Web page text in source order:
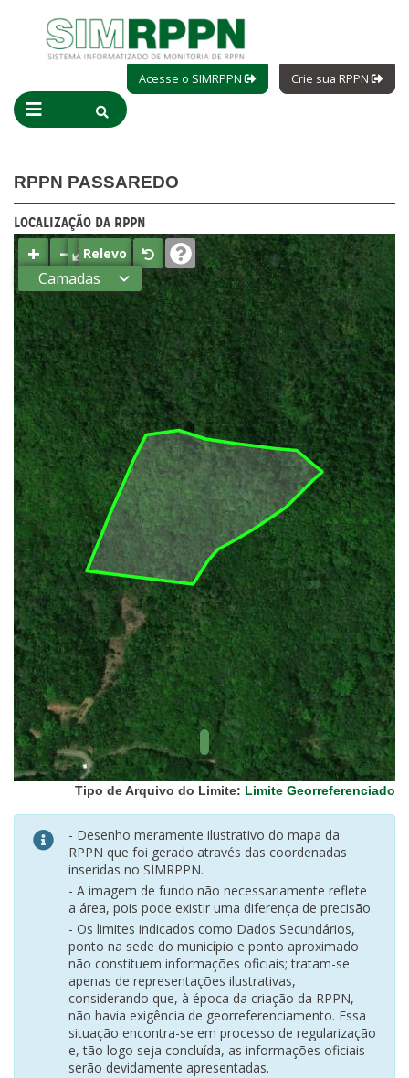
Acesse o SIMRPPN Crie sua RPPN
RPPN PASSAREDO
LOCALIZAÇÃO DA RPPN
+ −⤢Relevo
Camadas
Estados
Municípios
Terras
indígenas
(FUNAI)
UC Federal
UC Estaduais
UC
Municipais
Hidrografia
1:1.000.000
(ANA)
Biomas
(IBGE)
Vegetação
(IBGE)
Rodovias
(IBGE)
Relevo
(IBGE)
Tipo de Arquivo do Limite: Limite Georreferenciado
- Desenho meramente ilustrativo do mapa da
RPPN que foi gerado através das coordenadas
inseridas no SIMRPPN.
- A imagem de fundo não necessariamente reflete
a área, pois pode existir uma diferença de precisão.
- Os limites indicados como Dados Secundários,
ponto na sede do município e ponto aproximado
não constituem informações oficiais; tratam-se
apenas de representações ilustrativas,
considerando que, à época da criação da RPPN,
não havia exigência de georreferenciamento. Essa
situação encontra-se em processo de regularização
e, tão logo seja concluída, as informações oficiais
serão devidamente apresentadas.